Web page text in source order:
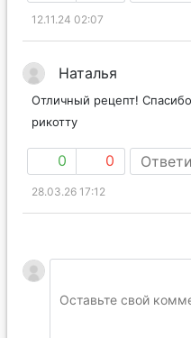
12.11.24 02:07
Наталья
Отличный рецепт!
рикотту
0 0
28.03.26 17:12